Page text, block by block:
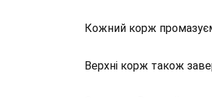
Кожний корж
Верхні корж також